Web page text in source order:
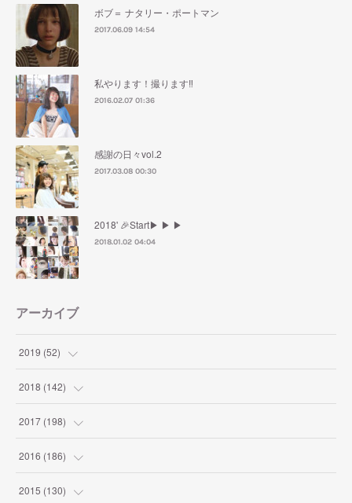
ボブ＝ ナタリー・ポートマン
2017.06.09 14:54
私やります！撮ります‼︎
2016.02.07 01:36
感謝の日々vol.2
2017.03.08 00:30
2018' 🎉Start▶︎ ▶︎ ▶︎
2018.01.02 04:04
アーカイブ
2019 (52)
(1)
(2)
(2)
(7)
2018 (142)
(4)
(9)
(10
2017 (198)
(10
(19
2016 (186)
(9)
2015 (130)